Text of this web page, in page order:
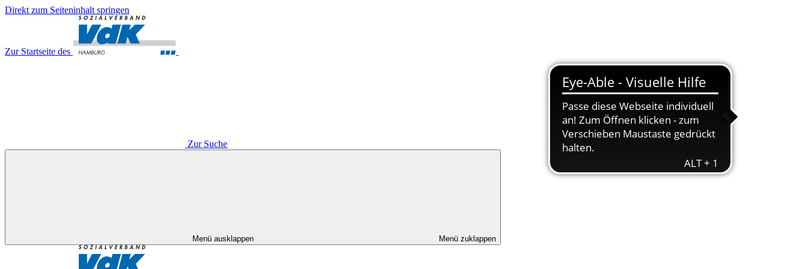
Direkt zum Seiteninhalt springen
Zur Startseite des
Zur Suche
Menü ausklappen Menü zuklappen